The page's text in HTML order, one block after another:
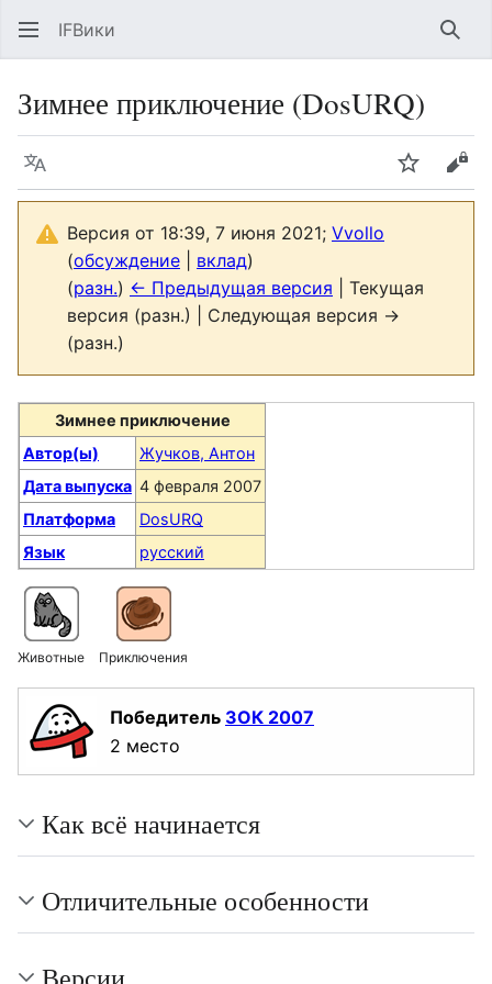
IFВики
Зимнее приключение (DosURQ)
Язык Следить
Версия от 18:39, 7 июня 2021; Vvollo
(обсуждение вклад)
(разн.) ← Предыдущая версия | Текущая
версия (разн.) | Следующая версия →
(разн.)
Зимнее приключение
Автор(ы)
Жучков, Антон
Дата выпуска 4 февраля 2007
Платформа
DosURQ
Язык
русский
Животные Приключения
Победитель ЗОК 2007
2 место
Как всё начинается
Отличительные особенности